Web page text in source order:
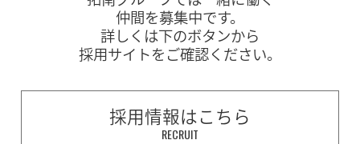
仲間を募集中です。
詳しくは下のボタンから
採用サイトをご確認ください。
採用情報はこちら
RECRUIT